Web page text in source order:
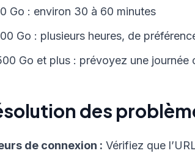
Go : environ 30 à 60 minutes
Go : plusieurs heures, de
Go et plus : prévoyez une journée
des
de connexion : Vérifiez que